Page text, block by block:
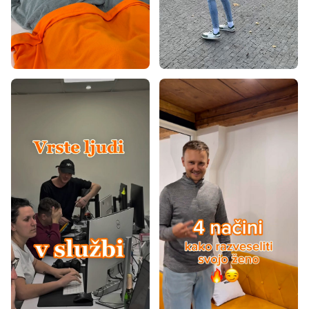
Preproge 120x160
Preproge 120x170
Preproge 120x180
Preproge 120x200
Preproge 140x190
Preproge 140x200
Preproge 160x200
Preproge 160x220
Preproge 160x230
Preproge 170x240
Preproge 180x260
Preproge 180x280
Preproge 200x290
Preproge 200x300
Preproge 240x330
Preproge 300x400